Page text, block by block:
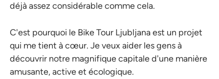
déjà assez considérable comme cela.
C'est pourquoi le Bike Tour Ljubljana est un projet
qui me tient à cœur. Je veux aider les gens à
découvrir notre magnifique capitale d'une manière
amusante, active et écologique.